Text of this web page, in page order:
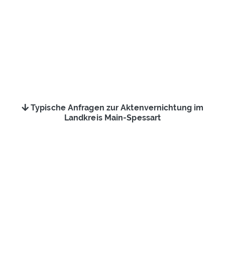
Typische Anfragen zur Aktenvernichtung im
Landkreis Main-Spessart